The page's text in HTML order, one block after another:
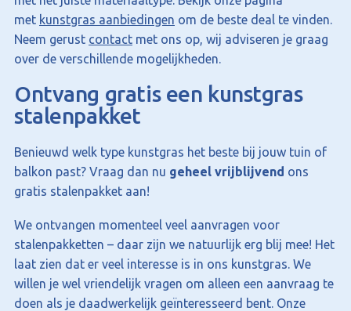
met kunstgras aanbiedingen om de beste deal te vinden.
Neem gerust contact met ons op, wij adviseren je graag
over de verschillende mogelijkheden.
Ontvang gratis een kunstgras
stalenpakket
Benieuwd welk type kunstgras het beste bij jouw tuin of
balkon past? Vraag dan nu geheel vrijblijvend ons
gratis stalenpakket aan!
We ontvangen momenteel veel aanvragen voor
stalenpakketten – daar zijn we natuurlijk erg blij mee! Het
laat zien dat er veel interesse is in ons kunstgras. We
willen je wel vriendelijk vragen om alleen een aanvraag te
doen als je daadwerkelijk geïnteresseerd bent. Onze